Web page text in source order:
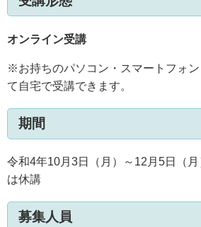
オンライン受講
※お持ちのパソコン・スマートフォ
て自宅で受講できます。
期間
令和4年10月3日（月）～12月5日（
は休講
募集人員